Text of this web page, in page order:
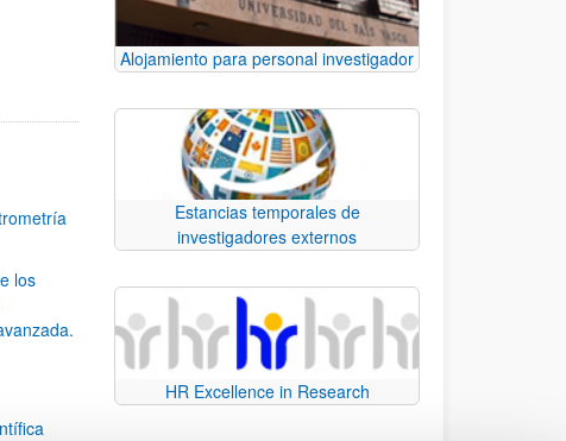
para desplazarse.
los
Alojamiento para personal investigador
Estancias temporales de
investigadores externos
HR Excellence in Research